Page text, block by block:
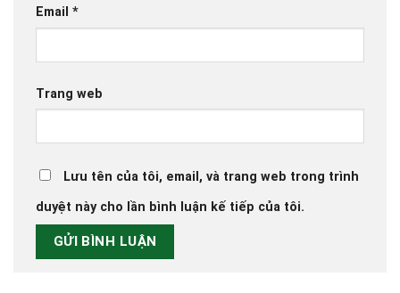
Email *
Trang web
Lưu tên của tôi, email, và trang web trong trình
duyệt này cho lần bình luận kế tiếp của tôi.